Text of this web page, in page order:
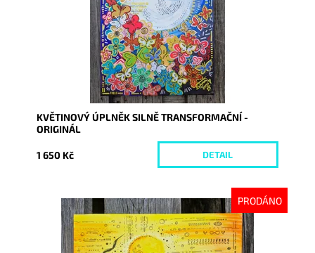
KVĚTINOVÝ ÚPLNĚK SILNĚ TRANSFORMAČNÍ -
ORIGINÁL
1 650 Kč DETAIL
PRODÁNO
Dostupnost:
Vyprodáno
10226